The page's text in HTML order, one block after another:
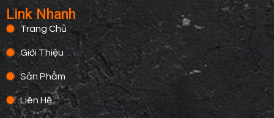
Link Nhanh
Trang Chủ
Giới Thiệu
Sản Phẩm
Liên Hệ